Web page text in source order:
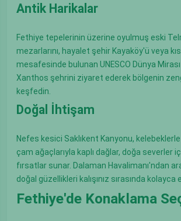
Antik Harikalar
Fethiye tepelerinin üzerine oyulmuş eski
mezarlarını, hayalet şehir Kayaköy'ü veya
mesafesinde bulunan UNESCO Dünya
Xanthos şehrini ziyaret ederek bölgenin
keşfedin.
Doğal İhtişam
Nefes kesici Saklıkent Kanyonu,
çam ağaçlarıyla kaplı dağlar, doğa severler
fırsatlar sunar. Dalaman Havalimanı'ndan
doğal güzellikleri kalışınız sırasında kolayca
Fethiye'de Konaklama